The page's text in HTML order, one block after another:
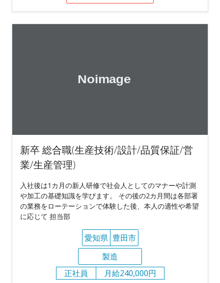
新卒 総合職(生産技術/設計/品質保証/営
業/生産管理)
入社後は1カ月の新人研修で社会人としてのマナーや計測
や加工の基礎知識を学びます。 その後の2カ月間は各部署
の業務をローテーションで体験した後、本人の適性や希望
に応じて 担当部
愛知県 豊田市
製造
正社員
月給240,000円